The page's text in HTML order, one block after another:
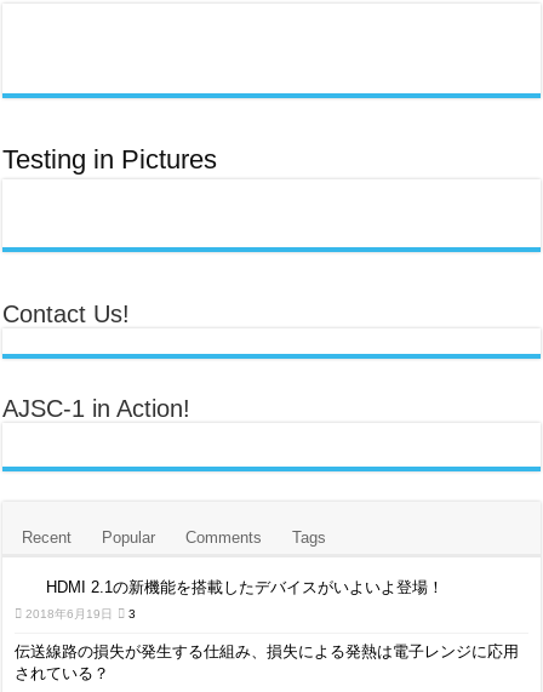
Testing in Pictures
Contact Us!
AJSC-1 in Action!
Recent Popular Comments Tags
HDMI 2.1の新機能を搭載したデバイスがいよいよ登場！
2018年6月19日 3
伝送線路の損失が発生する仕組み、損失による発熱は電子レンジに応用
されている？